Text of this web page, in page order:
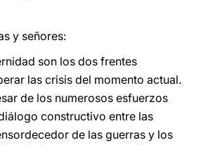
y señores:
son los dos frentes
las crisis del momento actual.
de los numerosos esfuerzos
constructivo entre las
de las guerras y los